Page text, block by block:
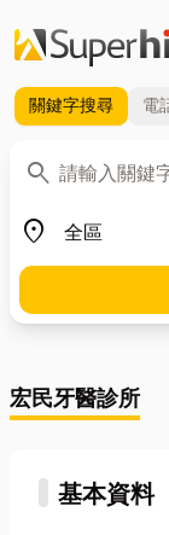
關鍵字搜尋 電
search
關鍵字
place
地區
宏民牙醫診所
基本資料